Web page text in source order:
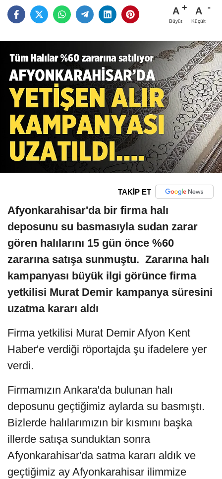
A
Büyüt
A
Küçült
TAKİP ET
Afyonkarahisar'da bir firma halı
deposunu su basmasıyla sudan zarar
gören halılarını 15 gün önce %60
zararına satışa sunmuştu. Zararına halı
kampanyası büyük ilgi görünce firma
yetkilisi Murat Demir kampanya süresini
uzatma kararı aldı
Firma yetkilisi Murat Demir Afyon Kent
Haber'e verdiği röportajda şu ifadelere yer
verdi.
Firmamızın Ankara'da bulunan halı
deposunu geçtiğimiz aylarda su basmıştı.
Bizlerde halılarımızın bir kısmını başka
illerde satışa sunduktan sonra
Afyonkarahisar'da satma kararı aldık ve
geçtiğimiz ay Afyonkarahisar ilimmize